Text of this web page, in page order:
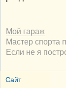
Мой гараж
Мастер спорта
Если не я
Сайт